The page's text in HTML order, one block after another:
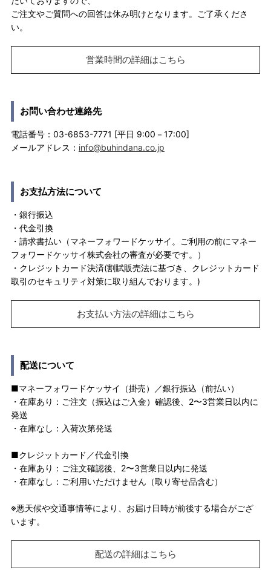
ご注文やご質問への回答は休み明けとなります。ご了承くださ
い。
営業時間の詳細はこちら
お問い合わせ連絡先
電話番号：03-6853-7771 [平日 9:00－17:00]
メールアドレス： info@buhindana.co.jp
お支払方法について
・銀行振込
・代金引換
・請求書払い（マネーフォワードケッサイ。ご利用の前にマネー
フォワードケッサイ株式会社の審査が必要です。）
・クレジットカード決済(割賦販売法に基づき、クレジットカード
取引のセキュリティ対策に取り組んでおります。)
お支払い方法の詳細はこちら
配送について
■マネーフォワードケッサイ（掛売）／銀行振込（前払い）
・在庫あり：ご注文（振込はご入金）確認後、2〜3営業日以内に
発送
・在庫なし：入荷次第発送
■クレジットカード／代金引換
・在庫あり：ご注文確認後、2〜3営業日以内に発送
・在庫なし：ご利用いただけません（取り寄せ品含む）
※悪天候や交通事情等により、お届け日時が前後する場合がござ
います。
配送の詳細はこちら